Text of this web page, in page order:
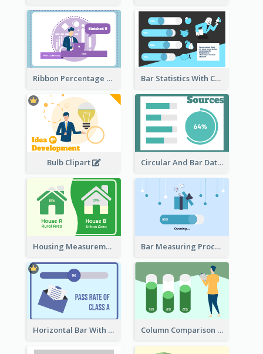
Ribbon Percentage Measurement Bar Statistics With Comparison
Bulb Clipart Circular And Bar Data
Housing Measurement Comparison Bar Measuring Process
Horizontal Bar With Button Column Comparison Record